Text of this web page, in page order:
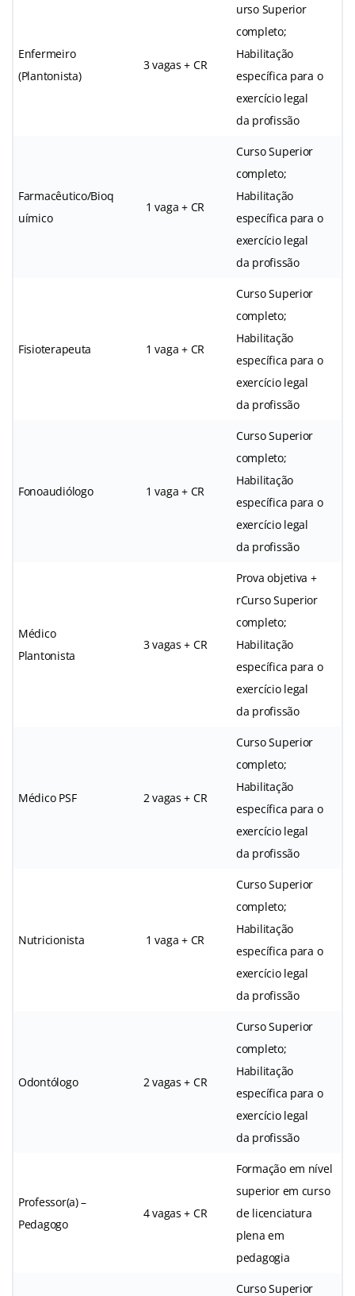
Enfermeiro
(Plantonista)
3 vagas + CR
urso Superior
completo;
Habilitação
específica para o
exercício legal
da profissão
Farmacêutico/Bioq
uímico
1 vaga + CR
Curso Superior
completo;
Habilitação
específica para o
exercício legal
da profissão
Fisioterapeuta 1 vaga + CR
Curso Superior
completo;
Habilitação
específica para o
exercício legal
da profissão
Fonoaudiólogo 1 vaga + CR
Curso Superior
completo;
Habilitação
específica para o
exercício legal
da profissão
Médico
Plantonista
3 vagas + CR
Prova objetiva +
rCurso Superior
completo;
Habilitação
específica para o
exercício legal
da profissão
Médico PSF 2 vagas + CR
Curso Superior
completo;
Habilitação
específica para o
exercício legal
da profissão
Nutricionista 1 vaga + CR
Curso Superior
completo;
Habilitação
específica para o
exercício legal
da profissão
Odontólogo 2 vagas + CR
Curso Superior
completo;
Habilitação
específica para o
exercício legal
da profissão
Professor(a) –
Pedagogo
4 vagas + CR
Formação em nível
superior em curso
de licenciatura
plena em
pedagogia
Curso Superior